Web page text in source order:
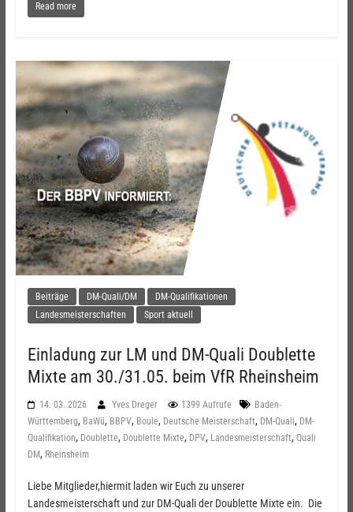
Read more
Beiträge DM-Quali/DM
DM-Qualifikationen
Landesmeisterschaften
Sport aktuell
Einladung zur LM und DM-Quali Doublette
Mixte am 30./31.05. beim VfR Rheinsheim
14. 03. 2026 Yves Dreger 1399 Aufrufe
Baden-
Württemberg, BaWü, BBPV, Boule, Deutsche Meisterschaft, DM-Quali, DM-
Qualifikation, Doublette, Doublette Mixte, DPV, Landesmeisterschaft, Quali
DM, Rheinsheim
Liebe Mitglieder,hiermit laden wir Euch zu unserer
Landesmeisterschaft und zur DM-Quali der Doublette Mixte ein. Die